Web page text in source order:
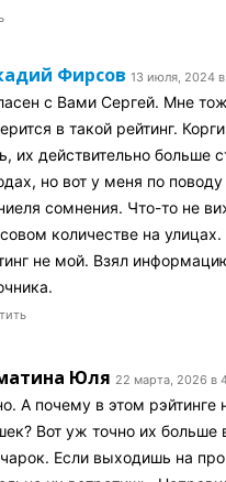
Фирсов 13 июля, 2024
с Вами Сергей. Мне
в такой рейтинг.
их действительно больше
но вот у меня по
сомнения. Что-то не
количестве на
не мой. Взял
Юля 22 марта, 2026 в
А почему в этом рэйтинге
Вот уж точно их больше
Если выходишь на